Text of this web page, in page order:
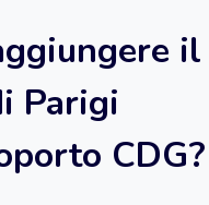
il
Parigi
CDG?